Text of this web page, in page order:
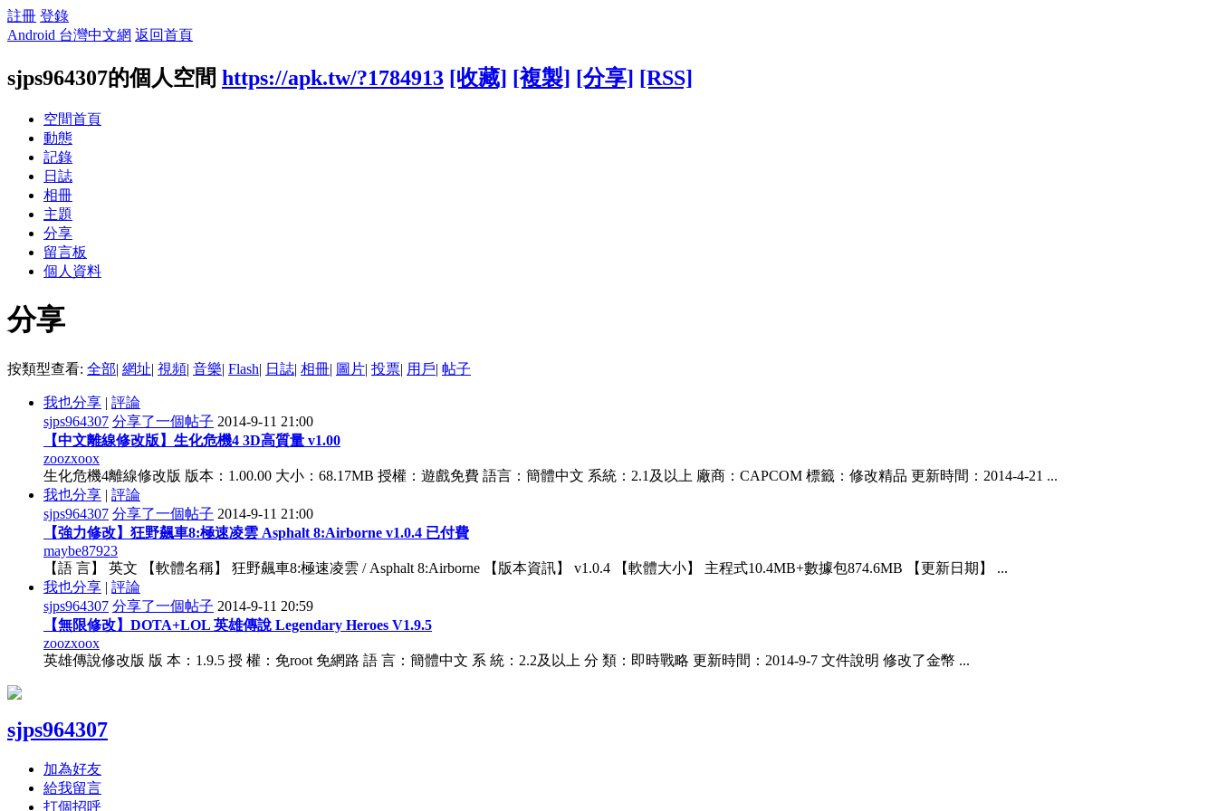
註冊 登錄
Android 台灣中文網 返回首頁
sjps964307的個人空間 https://apk.tw/?1784913 [收藏] [複製] [分享] [RSS]
空間首頁
動態
記錄
日誌
相冊
主題
分享
留言板
個人資料
分享
按類型查看: 全部| 網址| 視頻| 音樂| Flash| 日誌| 相冊| 圖片| 投票| 用戶| 帖子
我也分享 | 評論
sjps964307 分享了一個帖子 2014-9-11 21:00
【中文離線修改版】生化危機4 3D高質量 v1.00
zoozxoox
生化危機4離線修改版 版本：1.00.00 大小：68.17MB 授權：遊戲免費 語言：簡體中文 系統：2.1及以上 廠商：CAPCOM 標籤：修改精品 更新時間：2014-4-21 ...
我也分享 | 評論
sjps964307 分享了一個帖子 2014-9-11 21:00
【強力修改】狂野飆車8:極速凌雲 Asphalt 8:Airborne v1.0.4 已付費
maybe87923
【語 言】 英文 【軟體名稱】 狂野飆車8:極速凌雲 / Asphalt 8:Airborne 【版本資訊】 v1.0.4 【軟體大小】 主程式10.4MB+數據包874.6MB 【更新日期】 ...
我也分享 | 評論
sjps964307 分享了一個帖子 2014-9-11 20:59
【無限修改】DOTA+LOL 英雄傳說 Legendary Heroes V1.9.5
zoozxoox
英雄傳說修改​​版 版 本：1.9.5 授 權：免root 免網路 語 言：簡體中文 系 統：2.2及以上 分 類：即時戰略 更新時間：2014-9-7 文件說明 修改了金幣 ...
sjps964307
加為好友
給我留言
打個招呼